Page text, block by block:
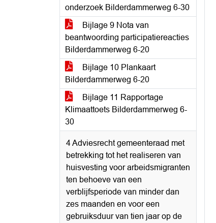
onderzoek Bilderdammerweg 6-30
Bijlage 9 Nota van
beantwoording participatiereacties
Bilderdammerweg 6-20
Bijlage 10 Plankaart
Bilderdammerweg 6-20
Bijlage 11 Rapportage
Klimaattoets Bilderdammerweg 6-
30
4 Adviesrecht gemeenteraad met
betrekking tot het realiseren van
huisvesting voor arbeidsmigranten
ten behoeve van een
verblijfsperiode van minder dan
zes maanden en voor een
gebruiksduur van tien jaar op de